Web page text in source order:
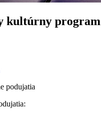
kultúrny program
podujatia